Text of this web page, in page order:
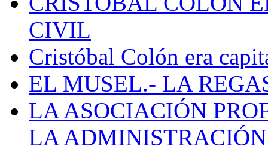
CIVIL
Cristóbal Colón era
EL MUSEL.- LA
LA ASOCIACIÓN
LA